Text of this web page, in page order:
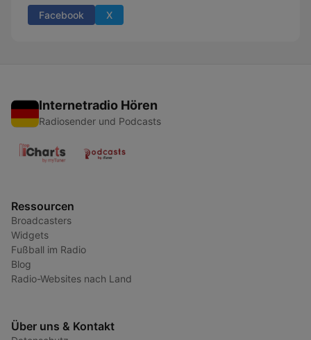
Facebook X
Internetradio Hören
Radiosender und Podcasts
Ressourcen
Broadcasters
Widgets
Fußball im Radio
Blog
Radio-Websites nach Land
Über uns & Kontakt